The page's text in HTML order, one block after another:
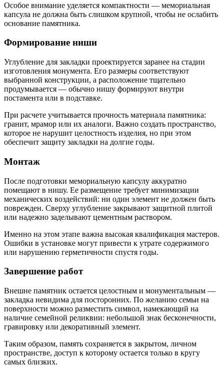
Особое внимание уделяется компактности — мемориальная
капсула не должна быть слишком крупной, чтобы не ослабить
основание памятника.
Формирование ниши
Углубление для закладки проектируется заранее на стадии
изготовления монумента. Его размеры соответствуют
выбранной конструкции, а расположение тщательно
продумывается — обычно нишу формируют внутри
постамента или в подставке.
При расчете учитывается прочность материала памятника:
гранит, мрамор или их аналоги. Важно создать пространство,
которое не нарушит целостность изделия, но при этом
обеспечит защиту закладки на долгие годы.
Монтаж
После подготовки мемориальную капсулу аккуратно
помещают в нишу. Ее размещение требует минимизации
механических воздействий: ни один элемент не должен быть
поврежден. Сверху углубление закрывают защитной плитой
или надежно заделывают цементным раствором.
Именно на этом этапе важна высокая квалификация мастеров.
Ошибки в установке могут привести к утрате содержимого
или нарушению герметичности спустя годы.
Завершение работ
Внешне памятник остается целостным и монументальным —
закладка невидима для посторонних. По желанию семьи на
поверхности можно разместить символ, намекающий на
наличие семейной реликвии: небольшой знак бесконечности,
гравировку или декоративный элемент.
Таким образом, память сохраняется в закрытом, личном
пространстве, доступ к которому остается только в кругу
самых близких.